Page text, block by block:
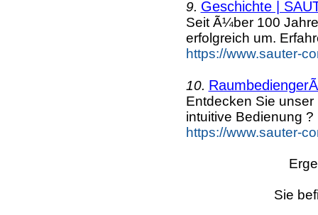
9. Geschichte |
Seit Ã¼ber 100
erfolgreich um.
https://www.sauter-
10.
Entdecken Sie
intuitive Bedienung ?
https://www.sauter-
Sie